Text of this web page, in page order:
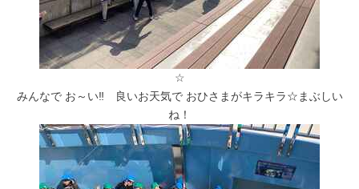
☆
みんなで お～い‼ 良いお天気で おひさまがキラキラ☆まぶしい
ね！